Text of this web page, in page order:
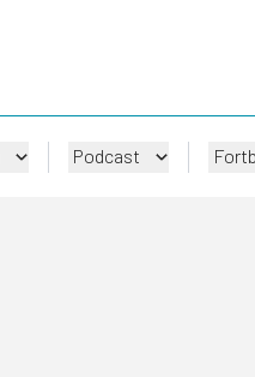
Podcast